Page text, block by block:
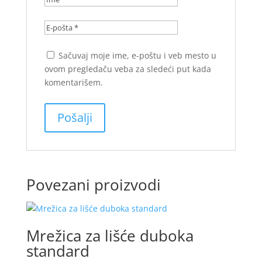
Sačuvaj moje ime, e-poštu i veb mesto u
ovom pregledaču veba za sledeći put kada
komentarišem.
Povezani proizvodi
Mrežica za lišće duboka
standard